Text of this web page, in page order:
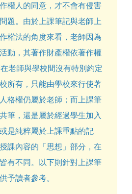
權人的同意，才不會有侵害
題。由於上課筆記與老師上
權法的角度來看，老師因為
動，其著作財產權依著作權
老師與學校間沒有特別約定
所有，只能由學校來行使著
格權仍屬於老師；而上課筆
筆，還是屬於經過學生加入
是純粹屬於上課重點的記
課內容的「思想」部分，在
有不同。以下則針對上課筆
予讀者參考。